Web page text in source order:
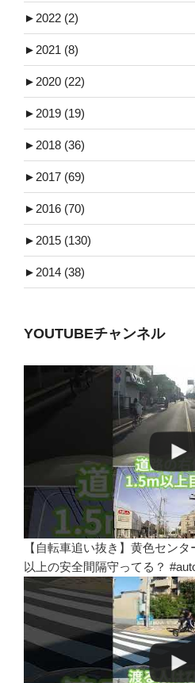
► 2022 (2)
► 2021 (8)
► 2020 (22)
► 2019 (19)
► 2018 (36)
► 2017 (69)
► 2016 (70)
► 2015 (130)
► 2014 (38)
YOUTUBEチャンネル
【自転車追い抜き】黄色セン
以上の安全間隔守ってる？